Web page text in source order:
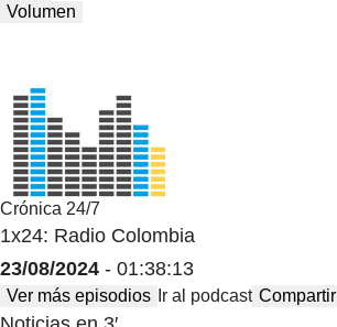
Volumen
Crónica 24/7
1x24: Radio Colombia
23/08/2024 - 01:38:13
Ver más episodios Ir al podcast Compartir